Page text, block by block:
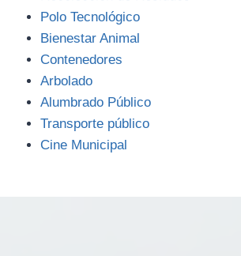
Polo Tecnológico
Bienestar Animal
Contenedores
Arbolado
Alumbrado Público
Transporte público
Cine Municipal